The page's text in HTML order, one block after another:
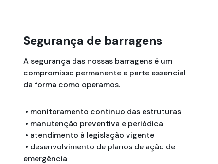
Segurança de barragens
A segurança das nossas barragens é um
compromisso permanente e parte essencial
da forma como operamos.
• monitoramento contínuo das estruturas
• manutenção preventiva e periódica
• atendimento à legislação vigente
• desenvolvimento de planos de ação de
emergência